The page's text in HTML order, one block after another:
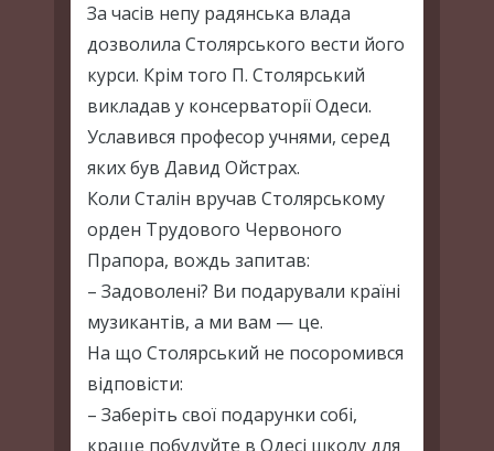
За часів непу радянська влада
дозволила Столярського вести його
курси. Крім того П. Столярський
викладав у консерваторії Одеси.
Уславився професор учнями, серед
яких був Давид Ойстрах.
Коли Сталін вручав Столярському
орден Трудового Червоного
Прапора, вождь запитав:
– Задоволені? Ви подарували країні
музикантів, а ми вам — це.
На що Столярський не посоромився
відповісти:
– Заберіть свої подарунки собі,
краще побудуйте в Одесі школу для